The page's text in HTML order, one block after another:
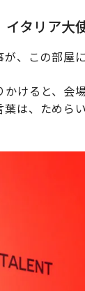
タリア大
、この部屋
けると、会
は、ためら